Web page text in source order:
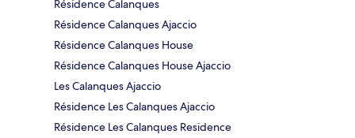
Résidence Calanques
Résidence Calanques Ajaccio
Résidence Calanques House
Résidence Calanques House Ajaccio
Les Calanques Ajaccio
Résidence Les Calanques Ajaccio
Résidence Les Calanques Residence